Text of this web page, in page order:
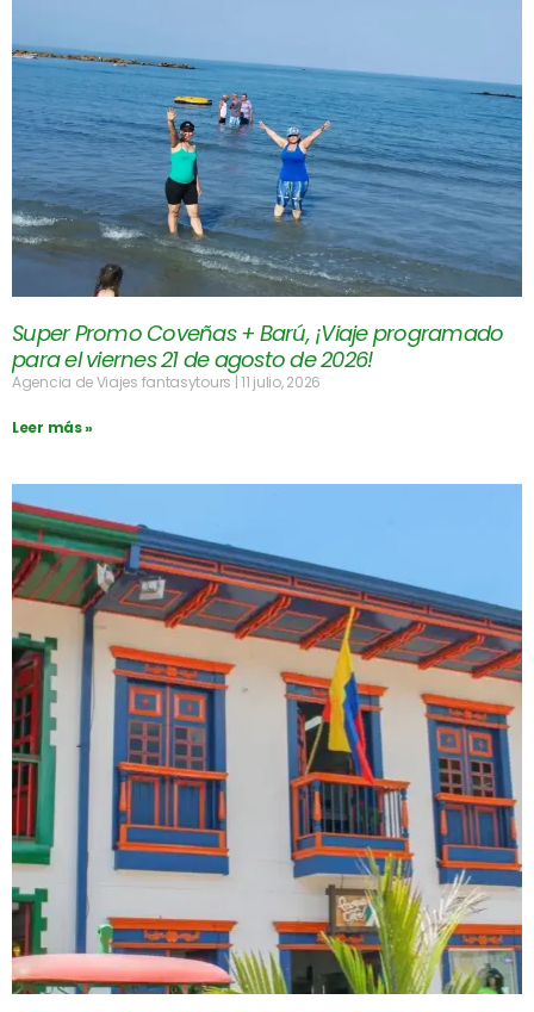
Super Promo Coveñas + Barú, ¡Viaje programado
para el viernes 21 de agosto de 2026!
Agencia de Viajes fantasytours 11 julio, 2026
Leer más »